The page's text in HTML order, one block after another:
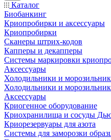
Каталог
Биобанкинг
Криопробирки и аксессуары
Криопробирки
Сканеры штрих-кодов
Капперы и декапперы
Системы маркировки
Аксессуары
Холодильники и
Холодильники и
Аксессуары
Криогенное оборудование
Криохранилища и сосуды
Криорезервуары для азота
Системы для заморозки